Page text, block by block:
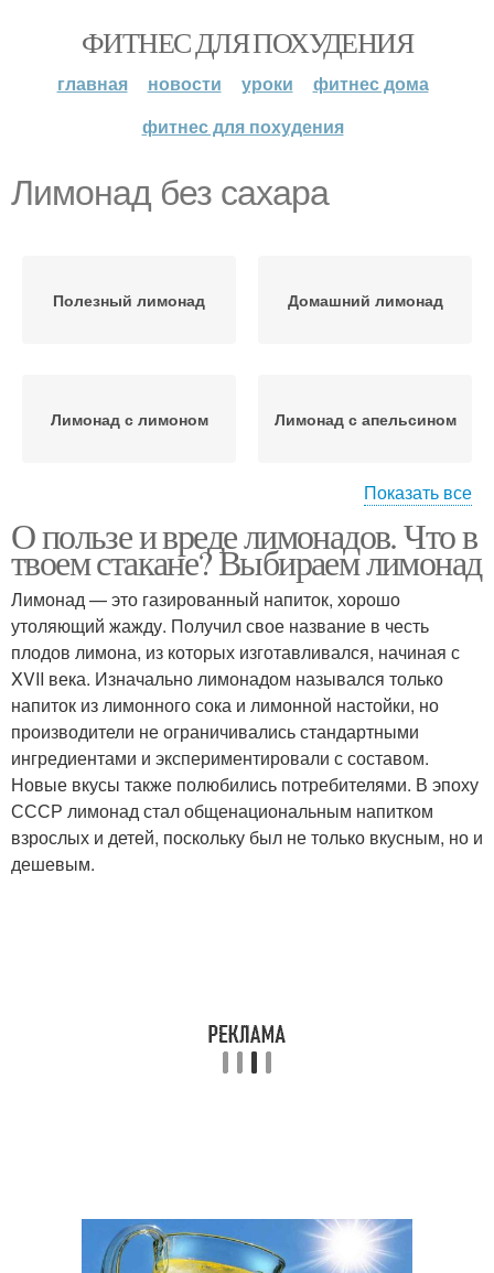
ФИТНЕС ДЛЯ ПОХУДЕНИЯ
главная новости уроки
фитнес дома
фитнес для похудения
Лимонад без сахара
Полезный лимонад Домашний лимонад
Лимонад с лимоном Лимонад с апельсином
Лимонад с заменителем Классический лимонад
Лимонад в домашних
условиях
Миндальный лимонад
Лимонад от кирилла
Мандариновый
лимонад
Показать все
О пользе и вреде лимонадов. Что в
твоем стакане? Выбираем лимонад
Лимонад — это газированный напиток, хорошо
утоляющий жажду. Получил свое название в честь
плодов лимона, из которых изготавливался, начиная с
XVII века. Изначально лимонадом назывался только
напиток из лимонного сока и лимонной настойки, но
производители не ограничивались стандартными
ингредиентами и экспериментировали с составом.
Новые вкусы также полюбились потребителями. В эпоху
СССР лимонад стал общенациональным напитком
взрослых и детей, поскольку был не только вкусным, но и
дешевым.